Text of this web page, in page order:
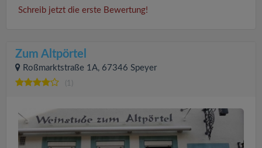
Schreib jetzt die erste Bewertung!
Zum Altpörtel
Roßmarktstraße 1A, 67346 Speyer